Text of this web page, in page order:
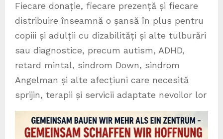
Fiecare donație, fiecare prezență și fiecare
distribuire înseamnă o șansă în plus pentru
copiii și adulții cu dizabilități și alte tulburări
sau diagnostice, precum autism, ADHD,
retard mintal, sindrom Down, sindrom
Angelman și alte afecțiuni care necesită
sprijin, terapii și servicii adaptate nevoilor lor